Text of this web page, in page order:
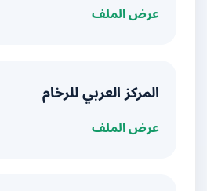
عرض الملف
المركز العربي للرخام
عرض الملف